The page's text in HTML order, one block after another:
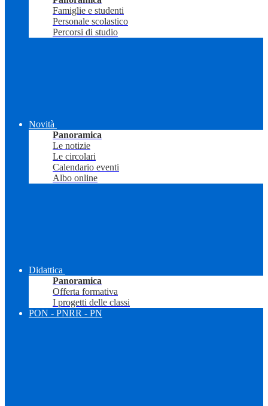
Famiglie e studenti
Personale scolastico
Percorsi di studio
Novità
Panoramica
Le notizie
Le circolari
Calendario eventi
Albo online
Didattica
Panoramica
Offerta formativa
I progetti delle classi
PON - PNRR - PN